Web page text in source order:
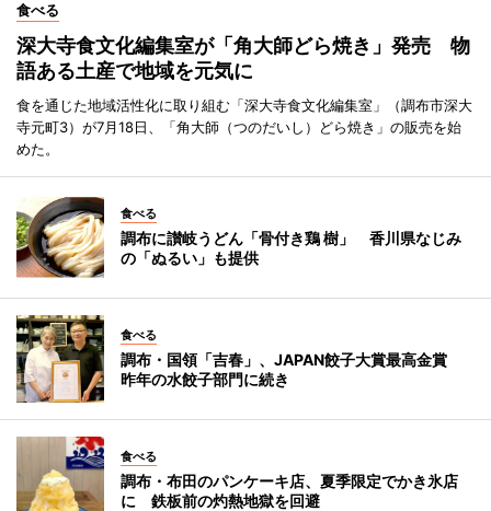
食べる
深大寺食文化編集室が「角大師どら焼き」発売 物
語ある土産で地域を元気に
食を通じた地域活性化に取り組む「深大寺食文化編集室」（調布市深大
寺元町3）が7月18日、「角大師（つのだいし）どら焼き」の販売を始
めた。
食べる
調布に讃岐うどん「骨付き鶏 樹」 香川県なじみ
の「ぬるい」も提供
食べる
調布・国領「吉春」、JAPAN餃子大賞最高金賞
昨年の水餃子部門に続き
食べる
調布・布田のパンケーキ店、夏季限定でかき氷店
に 鉄板前の灼熱地獄を回避